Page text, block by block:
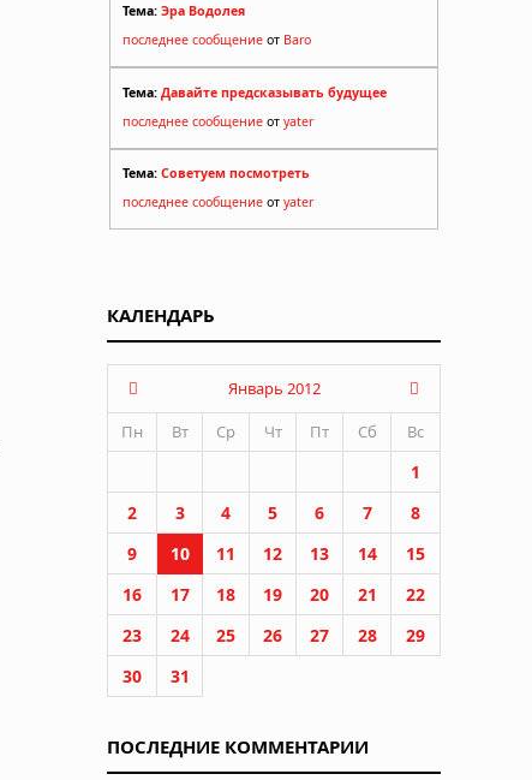
Тема: Эра Водолея
последнее сообщение от Baro
Тема: Давайте предсказывать будущее
последнее сообщение от yater
Тема: Советуем посмотреть
последнее сообщение от yater
КАЛЕНДАРЬ
Январь 2012
Пн
Вт Ср Чт Пт Сб Вс
1
2
3 4 5 6 7
8
9
10 11 12 13 14
15
16
17 18 19 20 21
22
23
24 25 26 27 28
29
30
31
ПОСЛЕДНИЕ КОММЕНТАРИИ